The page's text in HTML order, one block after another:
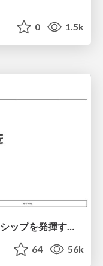
0 1.5k
職位にかかわらず全員がリーダーシップを発揮するチーム作り / Building a team where everyone can demonstrate leadership regardless of position
64 56k